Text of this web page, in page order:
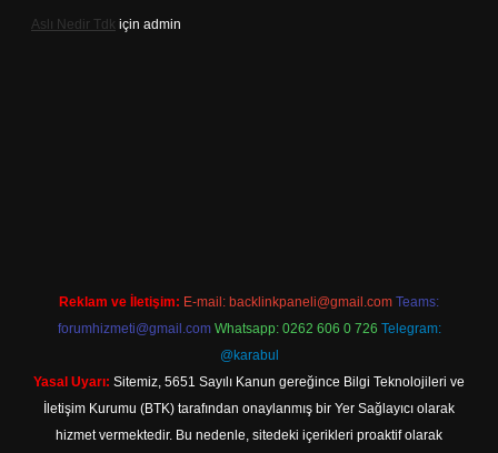
Aslı Nedir Tdk için admin
Reklam ve İletişim: E-mail: backlinkpaneli@gmail.com Teams:
forumhizmeti@gmail.com Whatsapp: 0262 606 0 726 Telegram:
@karabul
Yasal Uyarı: Sitemiz, 5651 Sayılı Kanun gereğince Bilgi Teknolojileri ve
İletişim Kurumu (BTK) tarafından onaylanmış bir Yer Sağlayıcı olarak
hizmet vermektedir. Bu nedenle, sitedeki içerikleri proaktif olarak